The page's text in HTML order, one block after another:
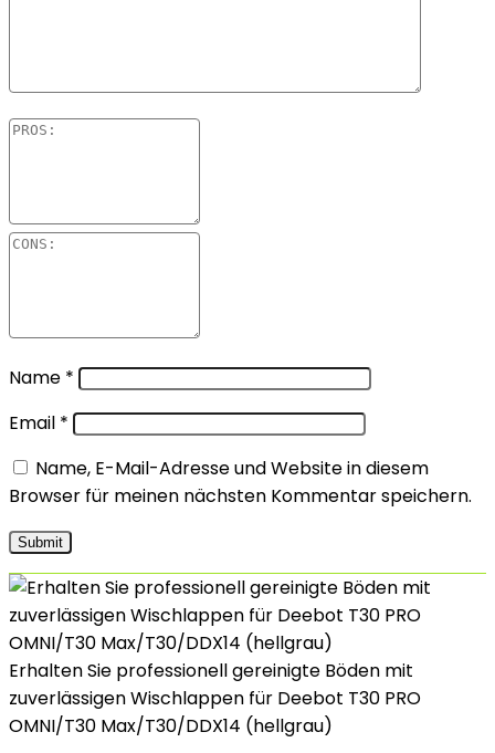
Name *
Email *
Name, E-Mail-Adresse und Website in diesem
Browser für meinen nächsten Kommentar speichern.
Erhalten Sie professionell gereinigte Böden mit
zuverlässigen Wischlappen für Deebot T30 PRO
OMNI/T30 Max/T30/DDX14 (hellgrau)